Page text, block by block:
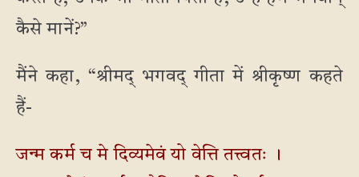
कैसे मानें?”
मैंने कहा, “श्रीमद् भगवद् गीता में श्रीकृष्ण कहते
हैं-
जन्म कर्म च मे दिव्यमेवं यो वेत्ति तत्त्वतः ।